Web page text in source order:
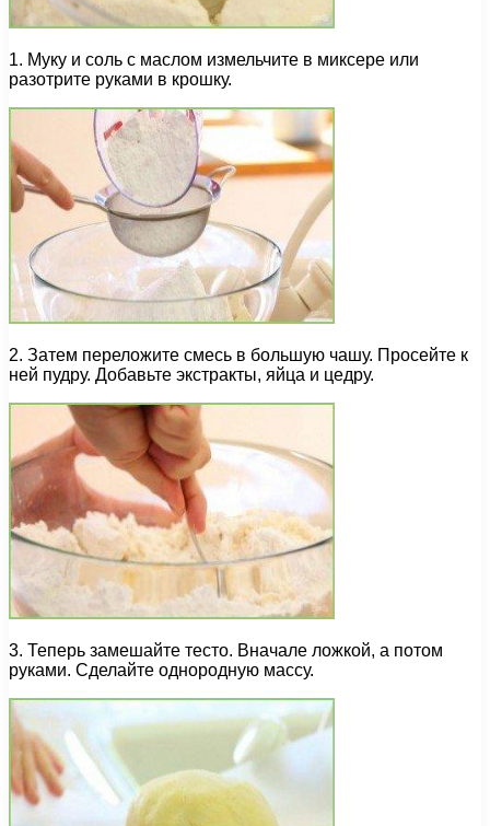
1. Муку и соль с маслом измельчите в миксере или
разотрите руками в крошку.
2. Затем переложите смесь в большую чашу. Просейте к
ней пудру. Добавьте экстракты, яйца и цедру.
3. Теперь замешайте тесто. Вначале ложкой, а потом
руками. Сделайте однородную массу.